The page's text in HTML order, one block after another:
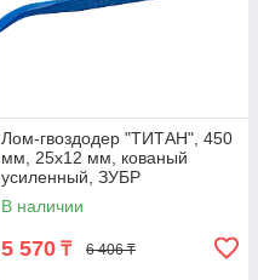
Лом-гвоздодер "ТИТАН", 450
мм, 25х12 мм, кованый
усиленный, ЗУБР
В наличии
5 570 ₸ 6 406 ₸